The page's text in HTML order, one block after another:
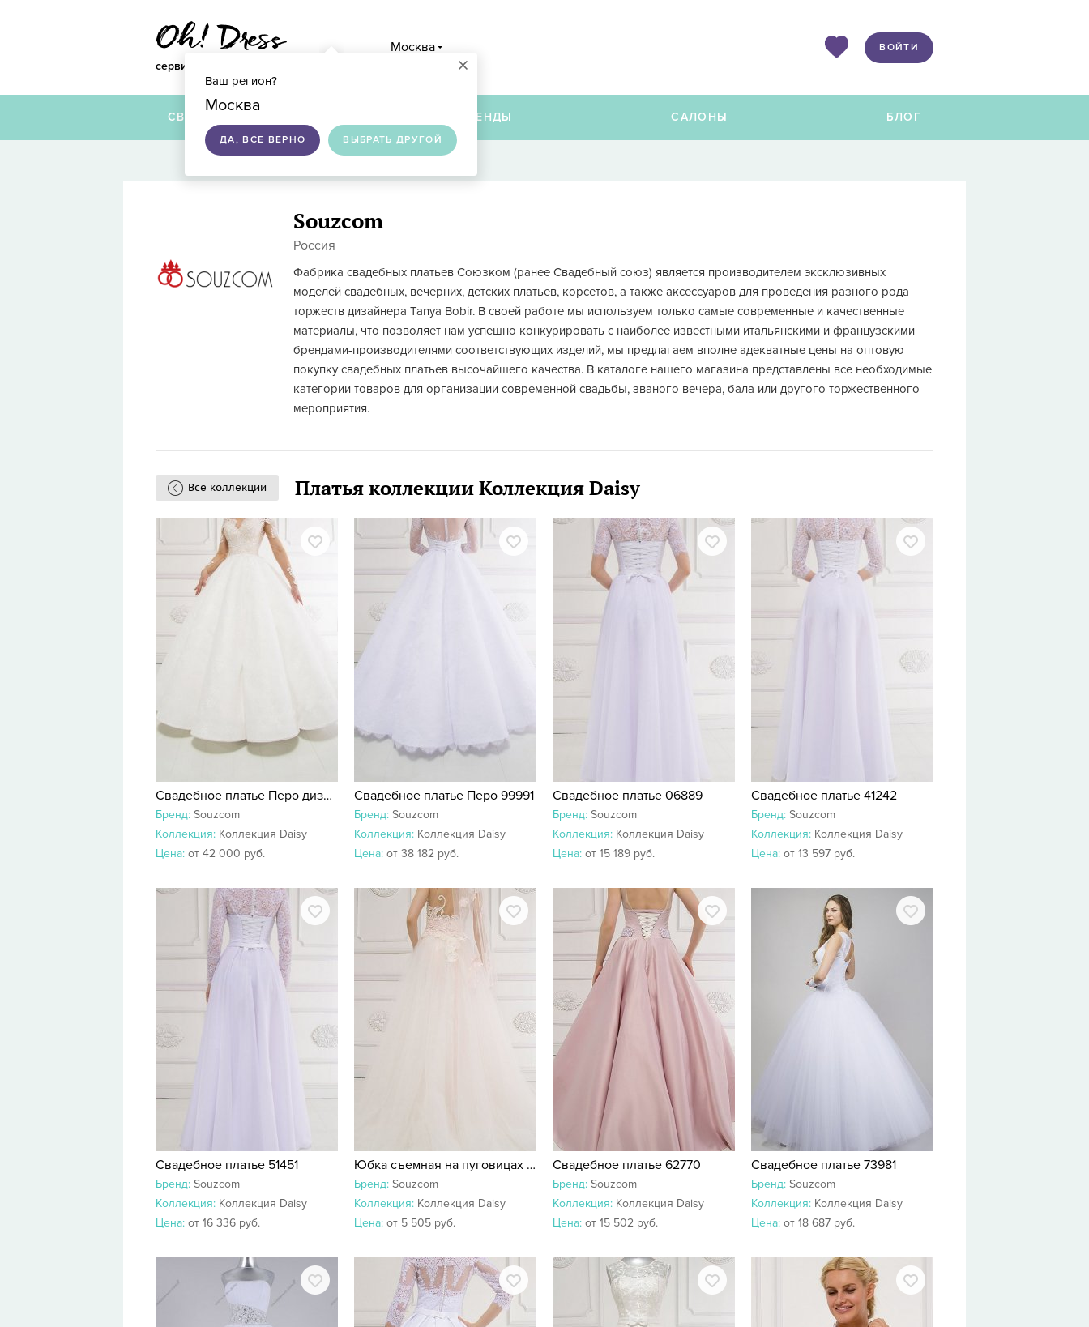
сервис по подбору свадебных платьев
Москва
×
Ваш регион?
Москва
ДА, ВСЕ ВЕРНО ВЫБРАТЬ ДРУГОЙ
ВОЙТИ
СВАДЕБНЫЕ ПЛАТЬЯ БРЕНДЫ САЛОНЫ БЛОГ
Souzcom
Россия
Фабрика свадебных платьев Союзком (ранее Свадебный союз) является производителем эксклюзивных
моделей свадебных, вечерних, детских платьев, корсетов, а также аксессуаров для проведения разного рода
торжеств дизайнера Tanya Bobir. В своей работе мы используем только самые современные и качественные
материалы, что позволяет нам успешно конкурировать с наиболее известными итальянскими и французскими
брендами-производителями соответствующих изделий, мы предлагаем вполне адекватные цены на оптовую
покупку свадебных платьев высочайшего качества. В каталоге нашего магазина представлены все необходимые
категории товаров для организации современной свадьбы, званого вечера, бала или другого торжественного
мероприятия.
Все коллекции Платья коллекции Коллекция Daisy
Свадебное платье Перо дизайн 2 99992
Бренд: Souzcom
Коллекция: Коллекция Daisy
Цена: от 42 000 руб.
Свадебное платье Перо 99991
Бренд: Souzcom
Коллекция: Коллекция Daisy
Цена: от 38 182 руб.
Свадебное платье 06889
Бренд: Souzcom
Коллекция: Коллекция Daisy
Цена: от 15 189 руб.
Свадебное платье 41242
Бренд: Souzcom
Коллекция: Коллекция Daisy
Цена: от 13 597 руб.
Свадебное платье 51451
Бренд: Souzcom
Коллекция: Коллекция Daisy
Цена: от 16 336 руб.
Юбка съемная на пуговицах 16954
Бренд: Souzcom
Коллекция: Коллекция Daisy
Цена: от 5 505 руб.
Свадебное платье 62770
Бренд: Souzcom
Коллекция: Коллекция Daisy
Цена: от 15 502 руб.
Свадебное платье 73981
Бренд: Souzcom
Коллекция: Коллекция Daisy
Цена: от 18 687 руб.